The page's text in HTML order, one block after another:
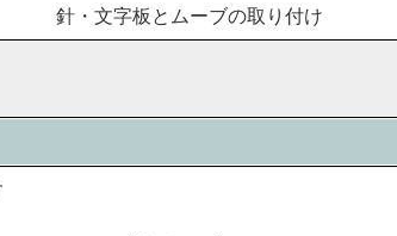
針・文字板とムーブの取り付け